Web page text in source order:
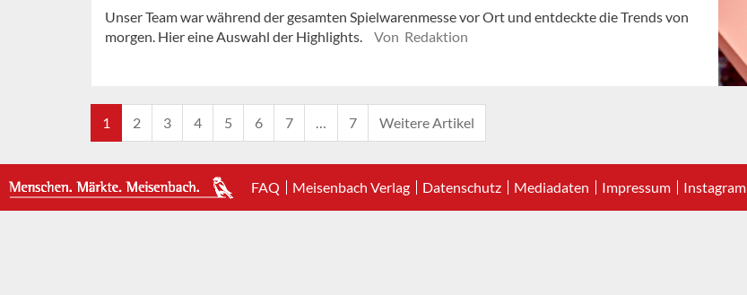
Unser Team war während der gesamten Spielwarenmesse vor Ort und entdeckte die Trends von
morgen. Hier eine Auswahl der Highlights.
Von Redaktion
1 2 3 4 5 6 7 … 7 Weitere Artikel
FAQ Meisenbach Verlag Datenschutz Mediadaten Impressum Instagram